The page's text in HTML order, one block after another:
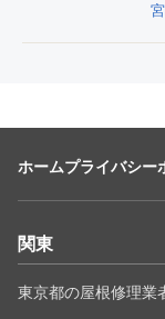
ホームプライバシー
関東
東京都の屋根修理業